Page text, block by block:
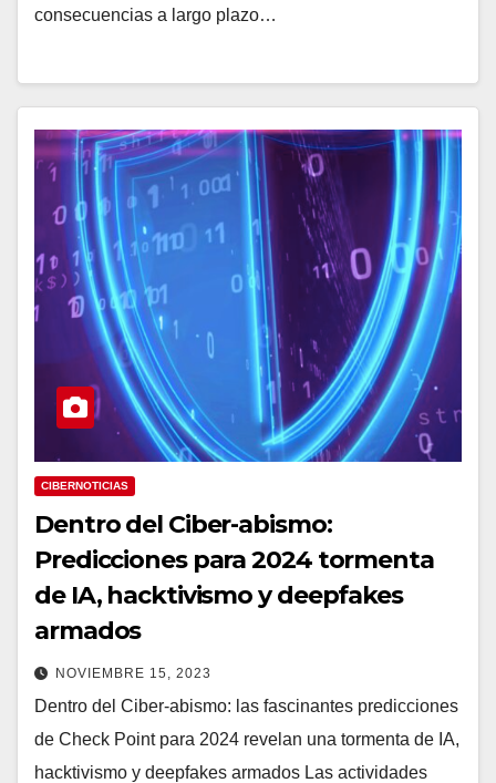
consecuencias a largo plazo…
CIBERNOTICIAS
Dentro del Ciber-abismo:
Predicciones para 2024 tormenta
de IA, hacktivismo y deepfakes
armados
NOVIEMBRE 15, 2023
Dentro del Ciber-abismo: las fascinantes predicciones
de Check Point para 2024 revelan una tormenta de IA,
hacktivismo y deepfakes armados Las actividades